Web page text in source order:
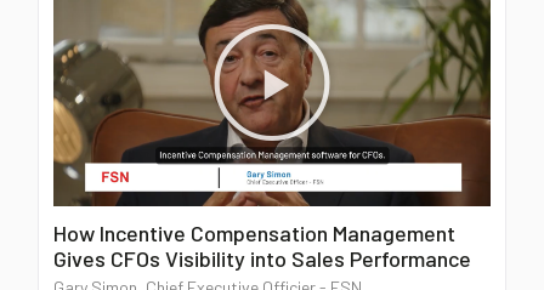
Contacts
Akeron Corporate
Community
How Incentive Compensation Management
Gives CFOs Visibility into Sales Performance